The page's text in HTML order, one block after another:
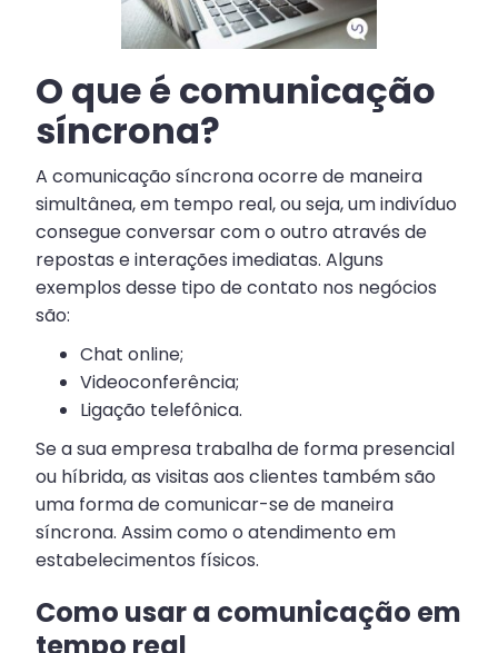
O que é comunicação
síncrona?
A comunicação síncrona ocorre de maneira
simultânea, em tempo real, ou seja, um indivíduo
consegue conversar com o outro através de
repostas e interações imediatas. Alguns
exemplos desse tipo de contato nos negócios
são:
Chat online;
Videoconferência;
Ligação telefônica.
Se a sua empresa trabalha de forma presencial
ou híbrida, as visitas aos clientes também são
uma forma de comunicar-se de maneira
síncrona. Assim como o atendimento em
estabelecimentos físicos.
Como usar a comunicação em